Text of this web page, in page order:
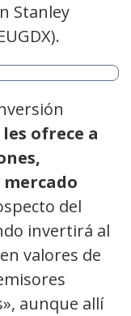
Stanley
les ofrece a
del
invertirá al
valores de
aunque allí